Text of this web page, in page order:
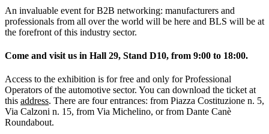
An invaluable event for B2B networking: manufacturers and
professionals from all over the world will be here and BLS will be at
the forefront of this industry sector.
Come and visit us in Hall 29, Stand D10, from 9:00 to 18:00.
Access to the exhibition is for free and only for Professional
Operators of the automotive sector. You can download the ticket at
this address. There are four entrances: from Piazza Costituzione n. 5,
Via Calzoni n. 15, from Via Michelino, or from Dante Canè
Roundabout.